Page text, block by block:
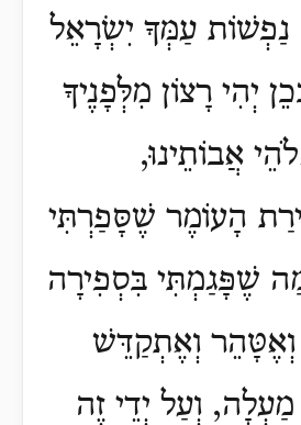
נַפְשׁוֹת עַמְּךָ יִשְׂרָאֵל
יְהִי רָצוֹן מִלְּפָנֶיךָ
אֲבוֹתֵינוּ,
הָעוֹמֶר שֶׁסָּפַרְתִּי
שֶׁפָּגַמְתִּי בִּסְפִירָה
וְאֶטָּהֵר וְאֶתְקַדֵּשׁ
וְעַל יְדֵי זֶה